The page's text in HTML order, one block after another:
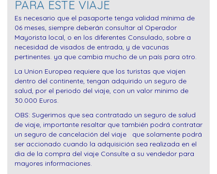
PARA ESTE VIAJE
Es necesario que el pasaporte tenga validad mínima de
06 meses, siempre deberán consultar al Operador
Mayorista local, o en los diferentes Consulado, sobre a
necesidad de visados de entrada, y de vacunas
pertinentes. ya que cambia mucho de un país para otro.
La Union Europea requiere que los turistas que viajen
dentro del continente, tengan adquirido un seguro de
salud, por el periodo del viaje, con un valor minimo de
30.000 Euros.
OBS: Sugerimos que sea contratado un seguro de salud
de viaje, importante resaltar que también podrá contratar
un seguro de cancelación del viaje que solamente podrá
ser accionado cuando la adquisición sea realizada en el
dia de la compra del viaje Consulte a su vendedor para
mayores informaciones.